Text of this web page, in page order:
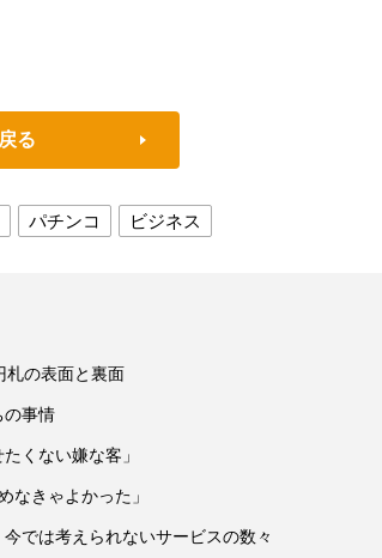
る
パチンコ ビジネス
札の表面と裏面
の事情
くない嫌な客」
なきゃよかった」
では考えられないサービスの数々